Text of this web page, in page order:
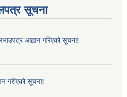
सूचना
आह्वान गरिएको सूचना!
गरीएको सूचना!